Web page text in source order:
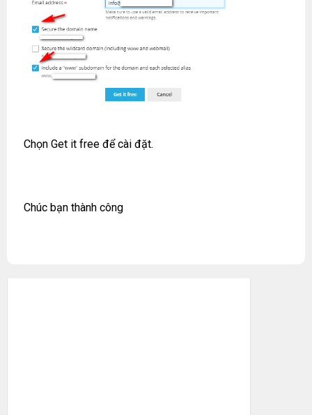
Chọn Get it free để cài đặt.
Chúc bạn thành công